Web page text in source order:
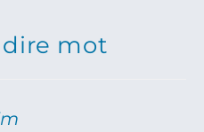
dire mot